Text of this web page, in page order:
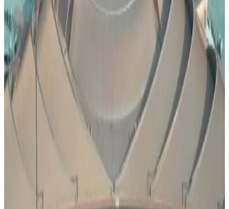
بالأرقام.. الكشف عن السلاح الجوي الذي ستستفيدة السعودية من
اتفاقية مكة للدفاع
طيران السعودية 07 أغسطس 2026
مطار نجران الدولي في السعودية.. حقائق وأرقام
مطارات
كيف تتصرف إذا كان وزن حقيبتك زائداً في المطار؟ 4 حيل تغنيك
عن دفع رسوم إضافية
عالم الطيران 06 أغسطس 2026
القطرية تعلن استئناف رحلاتها إلى الكويت والبحرين وأربيل
طيران الخليج
الطيران في السعودية بالأرقام.. إنجازات غير مسبوقة ضمن رؤية
2030